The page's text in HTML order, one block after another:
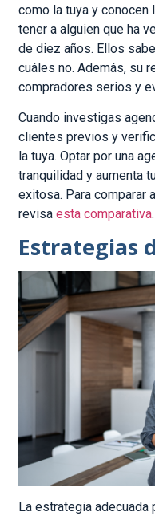
como la tuya y
tener a alguien que ha
de diez años. Ellos
cuáles no. Además, su
compradores serios y
Cuando investigas
clientes previos y
la tuya. Optar por una
tranquilidad y aumenta
exitosa. Para comparar
revisaesta comparativa.
Estrategias
La estrategia adecuada